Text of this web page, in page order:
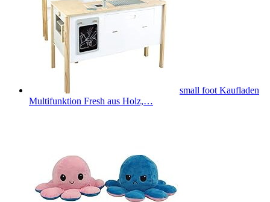
small foot Kaufladen
Multifunktion Fresh aus Holz,…